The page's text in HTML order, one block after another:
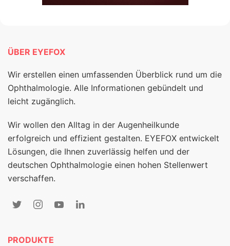
ÜBER EYEFOX
Wir erstellen einen umfassenden Überblick rund um die
Ophthalmologie. Alle Informationen gebündelt und
leicht zugänglich.
Wir wollen den Alltag in der Augenheilkunde
erfolgreich und effizient gestalten. EYEFOX entwickelt
Lösungen, die Ihnen zuverlässig helfen und der
deutschen Ophthalmologie einen hohen Stellenwert
verschaffen.
PRODUKTE